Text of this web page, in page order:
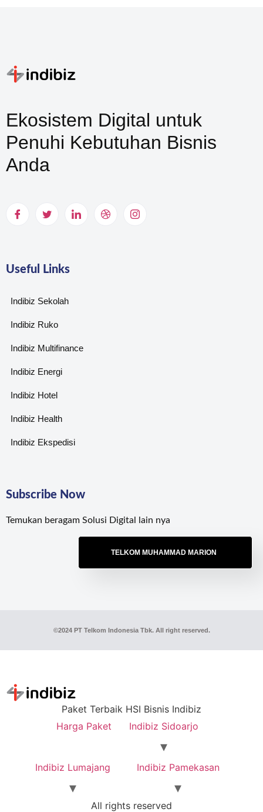
Ekosistem Digital untuk
Penuhi Kebutuhan Bisnis
Anda
Useful Links
Indibiz Sekolah
Indibiz Ruko
Indibiz Multifinance
Indibiz Energi
Indibiz Hotel
Indibiz Health
Indibiz Ekspedisi
Subscribe Now
Temukan beragam Solusi Digital lain nya
TELKOM MUHAMMAD MARION
©2024 PT Telkom Indonesia Tbk. All right reserved.
Paket Terbaik HSI Bisnis Indibiz
Harga Paket
Indibiz Sidoarjo
Indibiz Lumajang Indibiz Pamekasan
All rights reserved